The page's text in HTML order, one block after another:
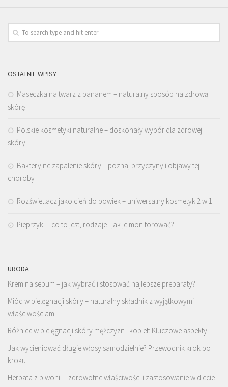
OSTATNIE WPISY
Maseczka na twarz z bananem – naturalny sposób na zdrową
skórę
Polskie kosmetyki naturalne – doskonały wybór dla zdrowej
skóry
Bakteryjne zapalenie skóry – poznaj przyczyny i objawy tej
choroby
Rozświetlacz jako cień do powiek – uniwersalny kosmetyk 2 w 1
Pieprzyki – co to jest, rodzaje i jak je monitorować?
URODA
Krem na sebum – jak wybrać i stosować najlepsze preparaty?
Miód w pielęgnacji skóry – naturalny składnik z wyjątkowymi
właściwościami
Różnice w pielęgnacji skóry mężczyzn i kobiet: Kluczowe aspekty
Jak wycieniować długie włosy samodzielnie? Przewodnik krok po
kroku
Herbata z piwonii – zdrowotne właściwości i zastosowanie w diecie